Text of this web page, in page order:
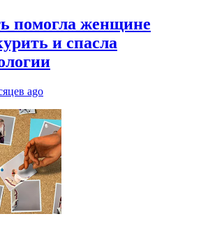
помогла женщине
и спасла
ago